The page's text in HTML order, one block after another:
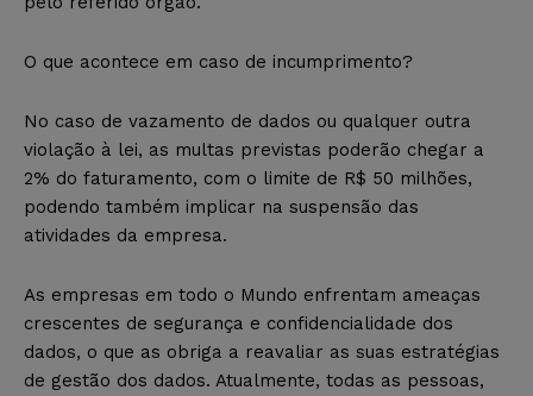
O que acontece em caso de incumprimento?
No caso de vazamento de dados ou qualquer outra
violação à lei, as multas previstas poderão chegar a
2% do faturamento, com o limite de R$ 50 milhões,
podendo também implicar na suspensão das
atividades da empresa.
As empresas em todo o Mundo enfrentam ameaças
crescentes de segurança e confidencialidade dos
dados, o que as obriga a reavaliar as suas estratégias
de gestão dos dados. Atualmente, todas as pessoas,